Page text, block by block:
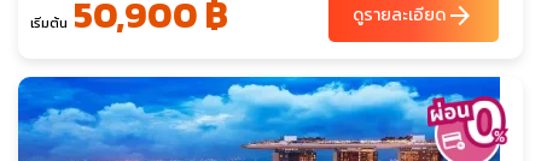
เริ่มต้น 50,900 ฿ ดูรายละเอียดarrow_forward